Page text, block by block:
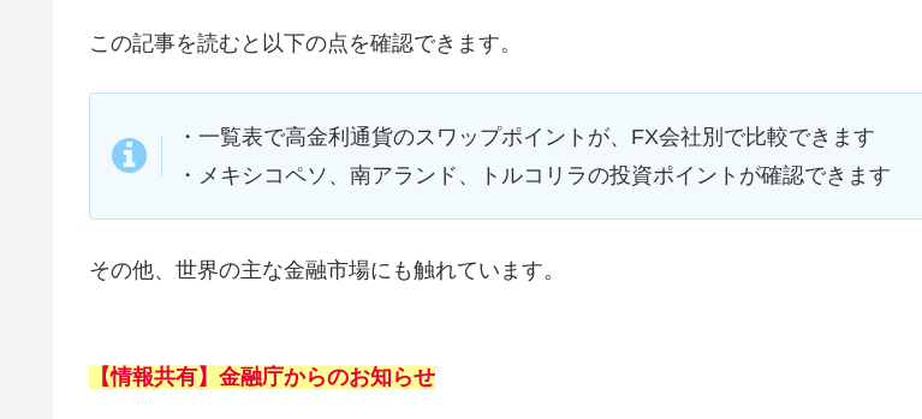
この記事を読むと以下の点を確認できます。
・一覧表で高金利通貨のスワップポイントが、FX会社別で比較できます
・メキシコペソ、南アランド、トルコリラの投資ポイントが確認できます
その他、世界の主な金融市場にも触れています。
【情報共有】金融庁からのお知らせ